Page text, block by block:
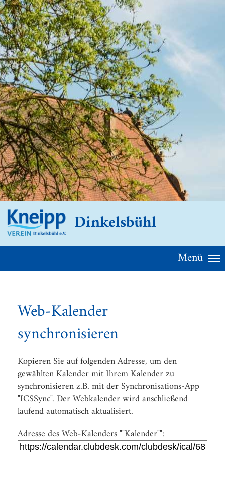
Dinkelsbühl
Menü
Web-Kalender
synchronisieren
Kopieren Sie auf folgenden Adresse, um den
gewählten Kalender mit Ihrem Kalender zu
synchronisieren z.B. mit der Synchronisations-App
"ICSSync". Der Webkalender wird anschließend
laufend automatisch aktualisiert.
Adresse des Web-Kalenders ""Kalender"":